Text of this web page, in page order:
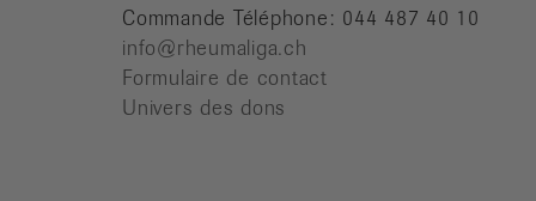
Commande Téléphone: 044 487 40 10
info@rheumaliga.ch
Formulaire de contact
Univers des dons